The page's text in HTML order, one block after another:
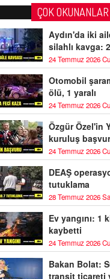
ÇOK OKUNANLAR
Aydın'da iki
silahlı kavga:
24 Temmuz 2026
Otomobil
ölü, 1 yaralı
24 Temmuz 2026
Özgür Özel'in
kuruluş
24 Temmuz 2026
DEAŞ
tutuklama
28 Temmuz 2026
Ev yangını: 1
kaybetti
24 Temmuz 2026
Bakan Bolat:
transit ticareti